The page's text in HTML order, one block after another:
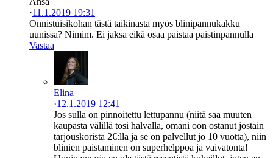
·11.1.2019 19:31
Onnistuisikohan tästä taikinasta myös blinipannukakku
uunissa? Nimim. Ei jaksa eikä osaa paistaa paistinpannulla
Vastaa
Elina
·12.1.2019 12:41
Jos sulla on pinnoitettu lettupannu (niitä saa muuten
kaupasta välillä tosi halvalla, omani oon ostanut jostain
tarjouskorista 2€:lla ja se on palvellut jo 10 vuotta), niin
blinien paistaminen on superhelppoa ja vaivatonta!